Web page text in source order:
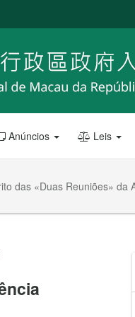
Anúncios Leis
das «Duas Reuniões» da